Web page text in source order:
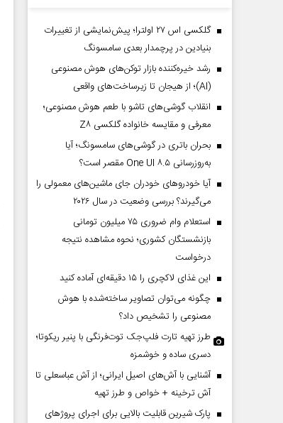
گلکسی اس ۲۷ اولترا؛ پیش‌نمایشی از تغییرات
بنیادین در پرچمدار بعدی سامسونگ
رشد خیره‌کننده بازار توکن‌های هوش مصنوعی
(AI)؛ از هیجان تا زیرساخت‌های واقعی
انقلاب گوشی‌های تاشو‌ با طعم هوش مصنوعی؛
معرفی و مقایسه خانواده گلکسی Z۸
بحران باتری در گوشی‌های سامسونگ؛ آیا
به‌روزرسانی One UI ۸.۵ مقصر است؟
آیا خودروهای خودران جای ماشین‌های معمولی را
می‌گیرند؟ بررسی وضعیت در سال ۲۰۲۶
استعلام وام ضروری ۷۵ میلیون تومانی
بازنشستگان کشوری؛ نحوه مشاهده نتیجه
درخواست
این غذای لاکچری را ۱۵ دقیقه‌ای آماده کنید
چگونه می‌توان تصاویر ساخته‌شده با هوش
مصنوعی را تشخیص داد؟
طرز تهیه تارت فلپ‌جک توت‌فرنگی با پنیر ریکوتا؛
دسری ساده و خوشمزه
آشنایی با آش‌های اصیل ایرانی؛ از آش عباسعلی تا
آش ترخینه + خواص و طرز تهیه
پارک شیرین قابلیت‌ بالایی برای اجرای پروژهای